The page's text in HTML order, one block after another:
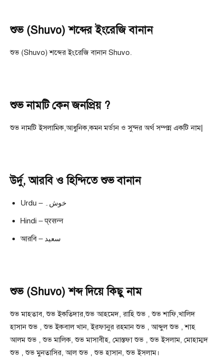
শুভ (Shuvo) শব্দের ইংরেজি বানান
শুভ (Shuvo) শব্দের ইংরেজি বানান Shuvo.
শুভ নামটি কেন জনপ্রিয় ?
শুভ নামটি ইসলামিক,আধুনিক,কমন মর্ডান ও সুন্দর অর্থ সম্পন্ন একটি নাম|
উর্দু, আরবি ও হিন্দিতে শুভ বানান
Urdu – خوش۔
Hindi – प्रसन्न
আরবি – سعيد
শুভ (Shuvo) শব্দ দিয়ে কিছু নাম
শুভ মাহতাব, শুভ ইকতিদার,শুভ আহমেদ, রাহি শুভ , শুভ শাফি,খালিদ
হাসান শুভ , শুভ ইকবাল খান, ইরফানুর রহমান শুভ , আব্দুল শুভ , শাহ
আলম শুভ , শুভ মালিক, শুভ মাসাবীহ, মোস্তফা শুভ , শুভ ইসলাম, মোহাম্মদ
শুভ , শুভ মুনতাসির, আল শুভ , শুভ হাসান, শুভ ইসলাম।